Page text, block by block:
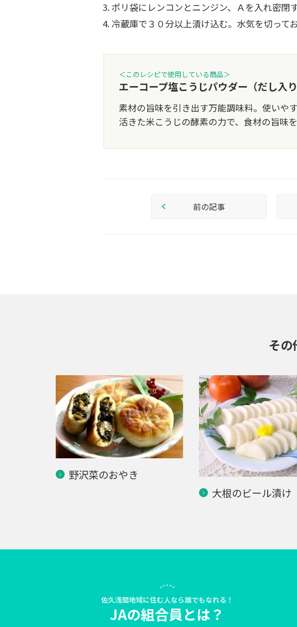
ポリ袋にレンコンとニンジン、Ａを入れ密閉す
冷蔵庫で３０分以上漬け込む。水気を切って
＜このレシピで使用している商品＞
エーコープ塩こうじパウダー（だし入り
素材の旨味を引き出す万能調味料。使いや
活きた米こうじの酵素の力で、食材の旨味を
前の記事
その
野沢菜のおやき
大根のビール漬け
佐久浅間地域に住む人なら誰でもなれる！
JAの組合員とは？